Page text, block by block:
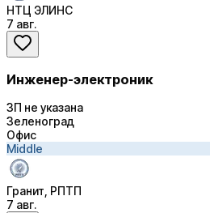
НТЦ ЭЛИНС
7 авг.
Инженер-электроник
ЗП не указана
Зеленоград
Офис
Middle
Гранит, РПТП
7 авг.